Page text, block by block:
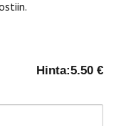
Hinta:5.50 €